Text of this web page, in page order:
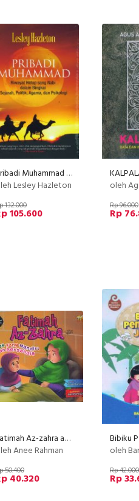
Pribadi Muhammad - Hard Cover
Lesley Hazleton
132.000
105.600
oleh
Rp 96.000
Rp
Fatimah Az-zahra anak yang mandiri dan bersahaja
Anee Rahman
50.400
40.320
oleh
Rp 42.000
Rp